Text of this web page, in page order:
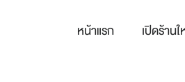
หน้าแรก เปิดร้าน